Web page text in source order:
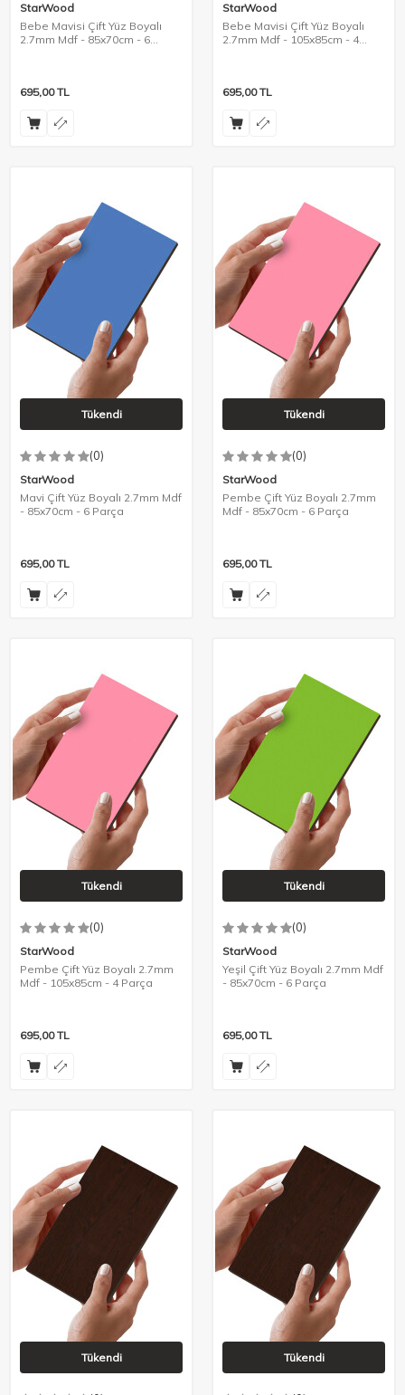
StarWood
Bebe Mavisi Çift Yüz Boyalı
2.7mm Mdf - 85x70cm - 6
695,00TL
StarWood
Bebe Mavisi Çift Yüz Boyalı
2.7mm Mdf - 105x85cm - 4
695,00TL
Tükendi
(0)
StarWood
Mavi Çift Yüz Boyalı 2.7mm Mdf
- 85x70cm - 6 Parça
695,00TL
Tükendi
(0)
StarWood
Pembe Çift Yüz Boyalı 2.7mm
Mdf - 85x70cm - 6 Parça
695,00TL
Tükendi
(0)
StarWood
Pembe Çift Yüz Boyalı 2.7mm
Mdf - 105x85cm - 4 Parça
695,00TL
Tükendi
(0)
StarWood
Yeşil Çift Yüz Boyalı 2.7mm Mdf
- 85x70cm - 6 Parça
695,00TL
Tükendi Tükendi